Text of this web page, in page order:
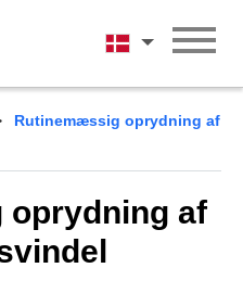
Dansk
Rutinemæssig oprydning af
af